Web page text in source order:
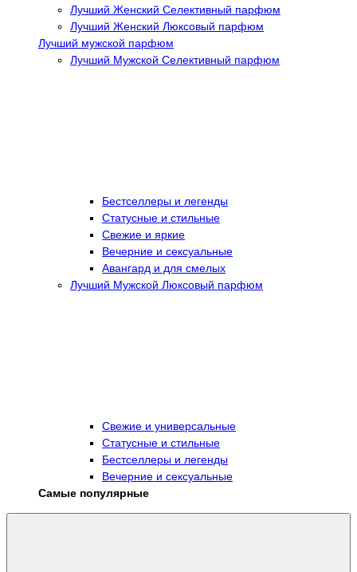
Лучший Женский Селективный парфюм
Лучший Женский Люксовый парфюм
Лучший мужской парфюм
Лучший Мужской Селективный парфюм
Бестселлеры и легенды
Статусные и стильные
Свежие и яркие
Вечерние и сексуальные
Авангард и для смелых
Лучший Мужской Люксовый парфюм
Свежие и универсальные
Статусные и стильные
Бестселлеры и легенды
Вечерние и сексуальные
Самые популярные